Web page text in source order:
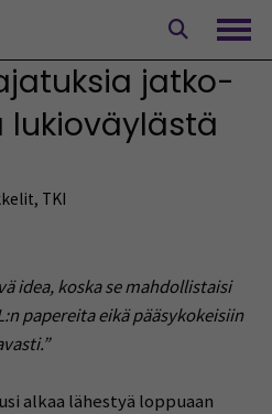
jatko-
, TKI
idea, koska se mahdollistaisi
papereita eikä pääsykokeisiin
alkaa lähestyä loppuaan